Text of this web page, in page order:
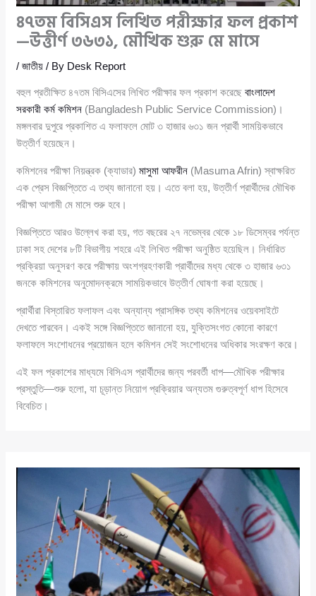
৪৭তম বিসিএস লিখিত পরীক্ষার ফল প্রকাশ
—উত্তীর্ণ ৩৬৩১, মৌখিক শুরু মে মাসে
/জাতীয় / By Desk Report
বহুল প্রতীক্ষিত ৪৭তম বিসিএসের লিখিত পরীক্ষার ফল প্রকাশ করেছেবাংলাদেশ
সরকারী কর্ম কমিশন (Bangladesh Public Service Commission)।
মঙ্গলবার দুপুরে প্রকাশিত এ ফলাফলে মোট ৩ হাজার ৬৩১ জন প্রার্থী সাময়িকভাবে
উত্তীর্ণ হয়েছেন।
কমিশনের পরীক্ষা নিয়ন্ত্রক (ক্যাডার)মাসুমা আফরীন (Masuma Afrin) স্বাক্ষরিত
এক প্রেস বিজ্ঞপ্তিতে এ তথ্য জানানো হয়। এতে বলা হয়, উত্তীর্ণ প্রার্থীদের মৌখিক
পরীক্ষা আগামী মে মাসে শুরু হবে।
বিজ্ঞপ্তিতে আরও উল্লেখ করা হয়, গত বছরের ২৭ নভেম্বর থেকে ১৮ ডিসেম্বর পর্যন্ত
ঢাকা সহ দেশের ৮টি বিভাগীয় শহরে এই লিখিত পরীক্ষা অনুষ্ঠিত হয়েছিল। নির্ধারিত
প্রক্রিয়া অনুসরণ করে পরীক্ষায় অংশগ্রহণকারী প্রার্থীদের মধ্য থেকে ৩ হাজার ৬৩১
জনকে কমিশনের অনুমোদনক্রমে সাময়িকভাবে উত্তীর্ণ ঘোষণা করা হয়েছে।
প্রার্থীরা বিস্তারিত ফলাফল এবং অন্যান্য প্রাসঙ্গিক তথ্য কমিশনের ওয়েবসাইটে
দেখতে পারবেন। একই সঙ্গে বিজ্ঞপ্তিতে জানানো হয়, যুক্তিসংগত কোনো কারণে
ফলাফলে সংশোধনের প্রয়োজন হলে কমিশন সেই সংশোধনের অধিকার সংরক্ষণ করে।
এই ফল প্রকাশের মাধ্যমে বিসিএস প্রার্থীদের জন্য পরবর্তী ধাপ—মৌখিক পরীক্ষার
প্রস্তুতি—শুরু হলো, যা চূড়ান্ত নিয়োগ প্রক্রিয়ার অন্যতম গুরুত্বপূর্ণ ধাপ হিসেবে
বিবেচিত।